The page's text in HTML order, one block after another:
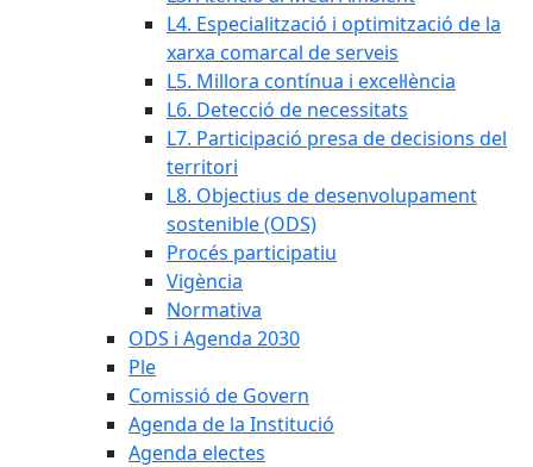
L4. Especialització i optimització de la
xarxa comarcal de serveis
L5. Millora contínua i excel·lència
L6. Detecció de necessitats
L7. Participació presa de decisions del
territori
L8. Objectius de desenvolupament
sostenible (ODS)
Procés participatiu
Vigència
Normativa
ODS i Agenda 2030
Ple
Comissió de Govern
Agenda de la Institució
Agenda electes